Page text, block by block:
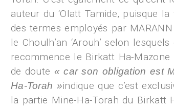
auteur du ‘Olatt Tamide, puisque la
des termes employés par
le Choulh’an ‘Arouh’ selon lesquels
recommence le Birkatt Ha-Mazone
de doute « car son obligation est
Ha-Torah »indique que c’est
la partie Mine-Ha-Torah du Birkatt